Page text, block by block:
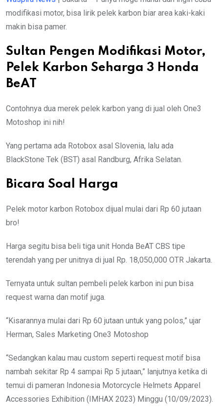
modifikasi motor, bisa lirik pelek karbon biar area kaki-kaki
makin bisa pamer.
Sultan Pengen Modifikasi Motor,
Pelek Karbon Seharga 3 Honda
BeAT
Contohnya dua merek pelek karbon yang di jual oleh One3
Motoshop ini nih!
Yang pertama ada Rotobox asal Slovenia, lalu ada
BlackStone Tek (BST) asal Randburg, Afrika Selatan.
Bicara Soal Harga
Pelek motor karbon Rotobox dijual mulai dari Rp 60 jutaan
bro!
Harga segitu bisa beli tiga unit Honda BeAT CBS tipe
terendah yang per unitnya di jual Rp. 18,050,000 OTR Jakarta.
Ternyata untuk sultan pembeli pelek karbon ini pun bisa
request warna dan motif juga.
“Kisarannya mulai dari Rp 60 jutaan untuk yang polos,” ujar
Herman, Sales Marketing One3 Motoshop
“Sedangkan kalau mau custom seperti request motif bisa
nambah sekitar Rp 4 sampai Rp 5 jutaan,” lanjutnya ketika di
temui di pameran Indonesia Motorcycle Helmets Apparel
Accessories Exhibition (IMHAX 2023) Minggu (10/09/2023).